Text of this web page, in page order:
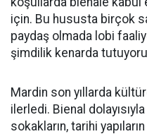
için. Bu hususta birçok
paydaş olmada lobi
şimdilik kenarda
Mardin son yıllarda
ilerledi. Bienal
sokakların, tarihi